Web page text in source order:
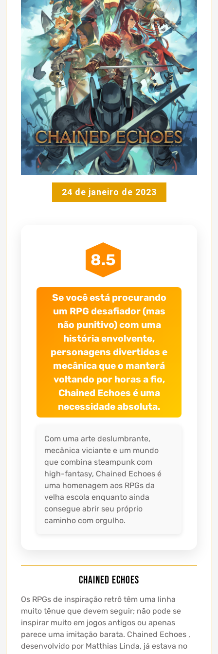
24 de janeiro de 2023
8.5
Se você está procurando
um RPG desafiador (mas
não punitivo) com uma
história envolvente,
personagens divertidos e
mecânica que o manterá
voltando por horas a fio,
Chained Echoes é uma
necessidade absoluta.
Com uma arte deslumbrante,
mecânica viciante e um mundo
que combina steampunk com
high-fantasy, Chained Echoes é
uma homenagem aos RPGs da
velha escola enquanto ainda
consegue abrir seu próprio
caminho com orgulho.
Chained Echoes
Os RPGs de inspiração retrô têm uma linha
muito tênue que devem seguir; não pode se
inspirar muito em jogos antigos ou apenas
parece uma imitação barata. Chained Echoes ,
desenvolvido por Matthias Linda, já estava no